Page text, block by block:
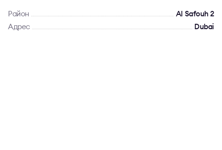
Район
Al Safouh 2
Адрес
Dubai